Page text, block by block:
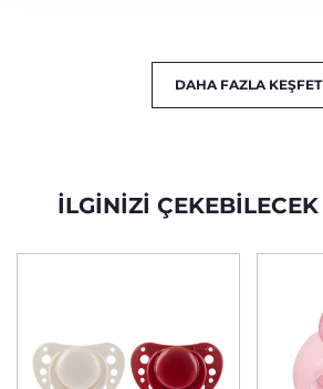
DAHA FAZLA KEŞFET
İLGINIZI